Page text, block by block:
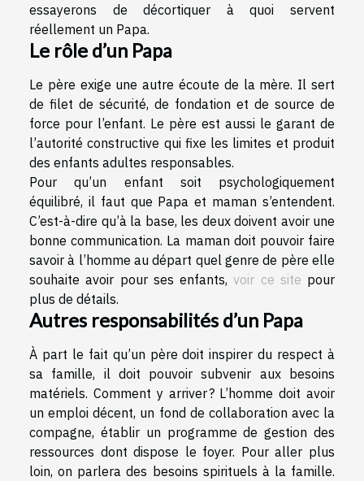
essayerons de décortiquer à quoi servent
réellement un Papa.
Le rôle d’un Papa
Le père exige une autre écoute de la mère. Il sert
de filet de sécurité, de fondation et de source de
force pour l’enfant. Le père est aussi le garant de
l’autorité constructive qui fixe les limites et produit
des enfants adultes responsables.
Pour qu’un enfant soit psychologiquement
équilibré, il faut que Papa et maman s’entendent.
C’est-à-dire qu’à la base, les deux doivent avoir une
bonne communication. La maman doit pouvoir faire
savoir à l’homme au départ quel genre de père elle
souhaite avoir pour ses enfants,voir ce site pour
plus de détails.
Autres responsabilités d’un Papa
À part le fait qu’un père doit inspirer du respect à
sa famille, il doit pouvoir subvenir aux besoins
matériels. Comment y arriver ? L’homme doit avoir
un emploi décent, un fond de collaboration avec la
compagne, établir un programme de gestion des
ressources dont dispose le foyer. Pour aller plus
loin, on parlera des besoins spirituels à la famille.